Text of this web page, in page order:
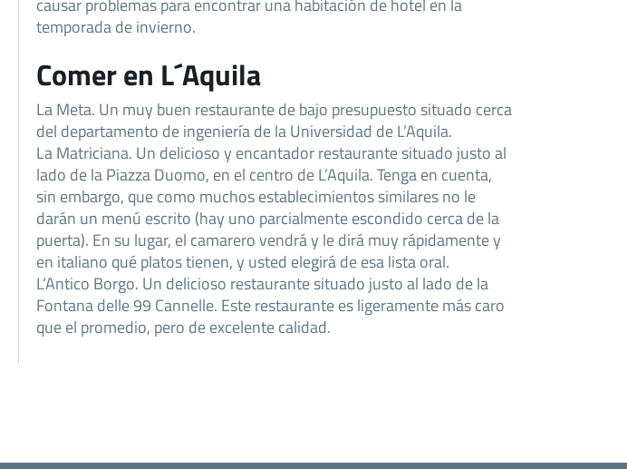
temporada de invierno.
Comer en L´Aquila
La Meta. Un muy buen restaurante de bajo presupuesto situado cerca
del departamento de ingeniería de la Universidad de L’Aquila.
La Matriciana. Un delicioso y encantador restaurante situado justo al
lado de la Piazza Duomo, en el centro de L’Aquila. Tenga en cuenta,
sin embargo, que como muchos establecimientos similares no le
darán un menú escrito (hay uno parcialmente escondido cerca de la
puerta). En su lugar, el camarero vendrá y le dirá muy rápidamente y
en italiano qué platos tienen, y usted elegirá de esa lista oral.
L’Antico Borgo. Un delicioso restaurante situado justo al lado de la
Fontana delle 99 Cannelle. Este restaurante es ligeramente más caro
que el promedio, pero de excelente calidad.